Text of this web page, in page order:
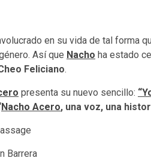
en su vida de tal forma
Así que Nacho ha estado
Feliciano.
presenta su nuevo sencillo:
Nacho Acero, una voz, una
Barrera